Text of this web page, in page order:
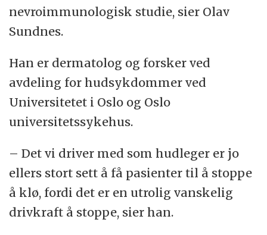
nevroimmunologisk studie, sier Olav
Sundnes.
Han er dermatolog og forsker ved
avdeling for hudsykdommer ved
Universitetet i Oslo og Oslo
universitetssykehus.
– Det vi driver med som hudleger er jo
ellers stort sett å få pasienter til å stoppe
å klø, fordi det er en utrolig vanskelig
drivkraft å stoppe, sier han.